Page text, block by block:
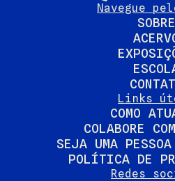
Navegue
SOBRE
Links
COMO
COLABORE
SEJA UMA
POLÍTICA DE
Redes